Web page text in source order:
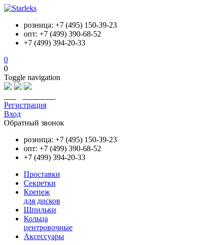
розница: +7 (495) 150-39-23
опт: +7 (499) 390-68-52
+7 (499) 394-20-33
0
0
Toggle navigation
Регистрация
Вход
Обратный звонок
розница: +7 (495) 150-39-23
опт: +7 (499) 390-68-52
+7 (499) 394-20-33
Проставки
Секретки
Крепеж
для дисков
Шпильки
Кольца
центровочные
Аксессуары